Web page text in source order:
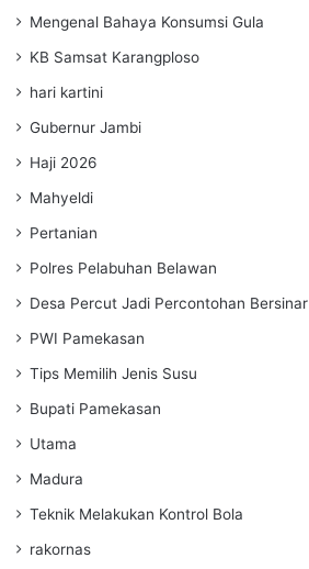
Mengenal Bahaya Konsumsi Gula
KB Samsat Karangploso
hari kartini
Gubernur Jambi
Haji 2026
Mahyeldi
Pertanian
Polres Pelabuhan Belawan
Desa Percut Jadi Percontohan Bersinar
PWI Pamekasan
Tips Memilih Jenis Susu
Bupati Pamekasan
Utama
Madura
Teknik Melakukan Kontrol Bola
rakornas